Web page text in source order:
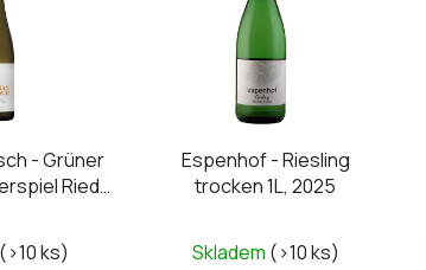
- Grüner
Ried
(>10 ks)
Espenhof - Riesling
trocken 1L, 2025
Skladem (>10 ks)